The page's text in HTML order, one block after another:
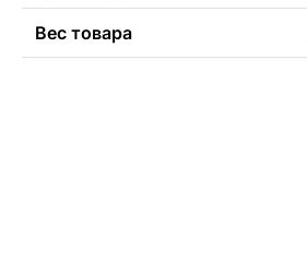
Вес товара